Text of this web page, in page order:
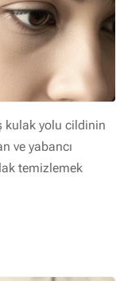
kulak yolu cildinin
ve yabancı
temizlemek